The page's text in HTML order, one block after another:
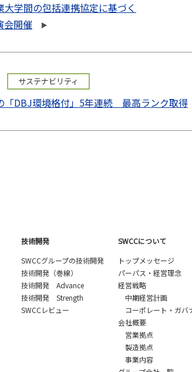
大学間の包括連携協定に基づく
会開催
サステナビリティ
「DBJ環境格付」5年連続 最高ランク取得
技術開発
SWCCグループの技術開発
技術開発（巻線）
技術開発 Advance
技術開発 Strength
SWCCレビュー
SWCCについて
トップメッセージ
パーパス・経営理念
経営戦略
中期経営計画
コーポレート・ガバ
会社概要
営業拠点
製造拠点
事業内容